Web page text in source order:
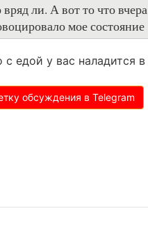
вряд ли. А вот то что
мое состояние
с едой у вас наладится
обсуждения в Telegram